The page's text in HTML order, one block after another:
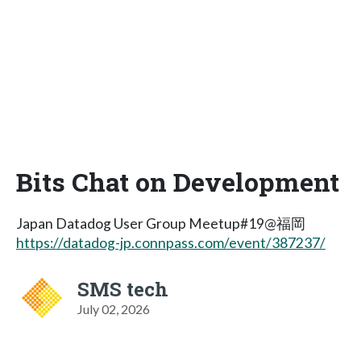
Bits Chat on Development
Japan Datadog User Group Meetup#19@福岡
https://datadog-jp.connpass.com/event/387237/
SMS tech
July 02, 2026